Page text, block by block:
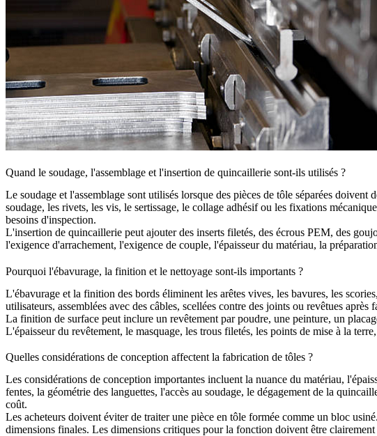
Quand le soudage, l'assemblage et l'insertion de quincaillerie sont-ils utilisés ?
Le soudage et l'assemblage sont utilisés lorsque des pièces de tôle séparées
soudage, les rivets, les vis, le sertissage, le collage adhésif ou les fixations
besoins d'inspection.
L'insertion de quincaillerie peut ajouter des inserts filetés, des écrous PEM, des
l'exigence d'arrachement, l'exigence de couple, l'épaisseur du matériau, la
Pourquoi l'ébavurage, la finition et le nettoyage sont-ils importants ?
L'ébavurage et la finition des bords éliminent les arêtes vives, les bavures, les
utilisateurs, assemblées avec des câbles, scellées contre des joints ou revêtues après
La finition de surface peut inclure un revêtement par poudre, une peinture, un
L'épaisseur du revêtement, le masquage, les trous filetés, les points de mise à la
Quelles considérations de conception affectent la fabrication de tôles ?
Les considérations de conception importantes incluent la nuance du matériau,
fentes, la géométrie des languettes, l'accès au soudage, le dégagement de la
coût.
Les acheteurs doivent éviter de traiter une pièce en tôle formée comme un bloc
dimensions finales. Les dimensions critiques pour la fonction doivent être clairement